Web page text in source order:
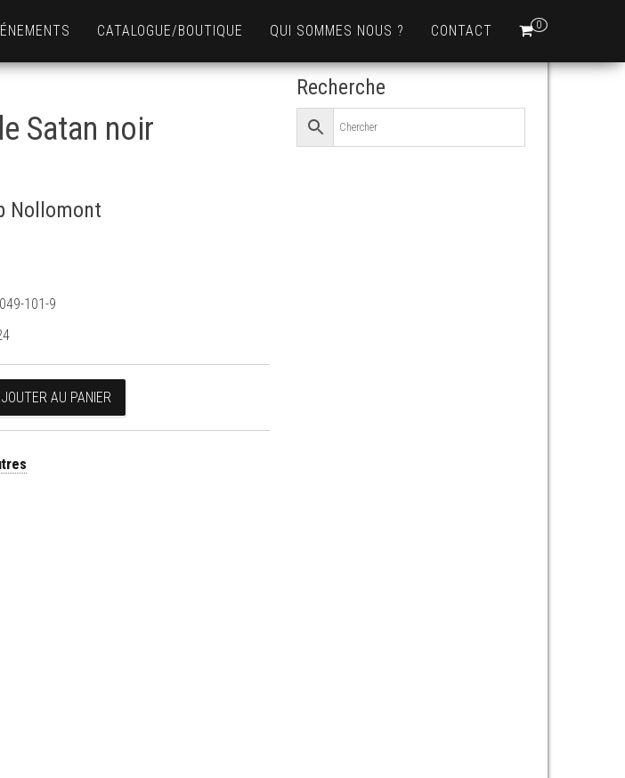
0
CATALOGUE/BOUTIQUE QUI SOMMES NOUS ? CONTACT
Satan noir
Nollomont
101-9
de Satan noir
AU PANIER
Recherche